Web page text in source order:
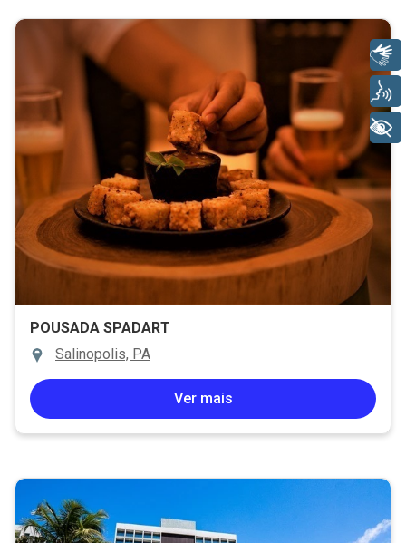
POUSADA SPADART
Salinopolis, PA
Ver mais
Libras
Voz
+ Acessibilidade